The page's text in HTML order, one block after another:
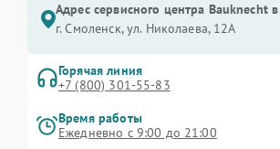
Адрес сервисного центра Bauknecht
г. Смоленск, ул. Николаева, 12А
Горячая линия
+7 (800) 301-55-83
Время работы
Ежедневно с 9:00 до 21:00